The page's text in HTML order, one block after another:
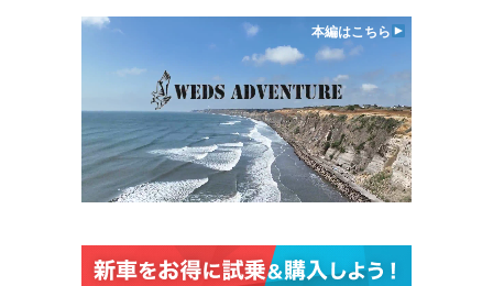
本編はこちら